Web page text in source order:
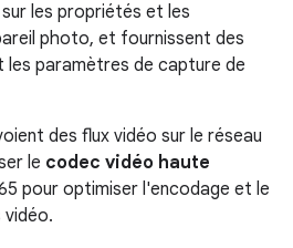
les propriétés et les
photo, et fournissent des
les paramètres de capture de
des flux vidéo sur le réseau
le codec vidéo haute
pour optimiser l'encodage et le
vidéo.